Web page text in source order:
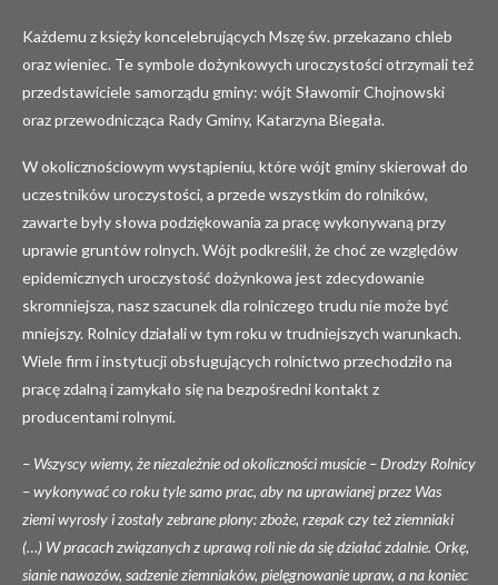
Każdemu z księży koncelebrujących Mszę św. przekazano chleb
oraz wieniec. Te symbole dożynkowych uroczystości otrzymali też
przedstawiciele samorządu gminy: wójt Sławomir Chojnowski
oraz przewodnicząca Rady Gminy, Katarzyna Biegała.
W okolicznościowym wystąpieniu, które wójt gminy skierował do
uczestników uroczystości, a przede wszystkim do rolników,
zawarte były słowa podziękowania za pracę wykonywaną przy
uprawie gruntów rolnych. Wójt podkreślił, że choć ze względów
epidemicznych uroczystość dożynkowa jest zdecydowanie
skromniejsza, nasz szacunek dla rolniczego trudu nie może być
mniejszy. Rolnicy działali w tym roku w trudniejszych warunkach.
Wiele firm i instytucji obsługujących rolnictwo przechodziło na
pracę zdalną i zamykało się na bezpośredni kontakt z
producentami rolnymi.
– Wszyscy wiemy, że niezależnie od okoliczności musicie – Drodzy Rolnicy
– wykonywać co roku tyle samo prac, aby na uprawianej przez Was
ziemi wyrosły i zostały zebrane plony: zboże, rzepak czy też ziemniaki
(…) W pracach związanych z uprawą roli nie da się działać zdalnie. Orkę,
sianie nawozów, sadzenie ziemniaków, pielęgnowanie upraw, a na koniec